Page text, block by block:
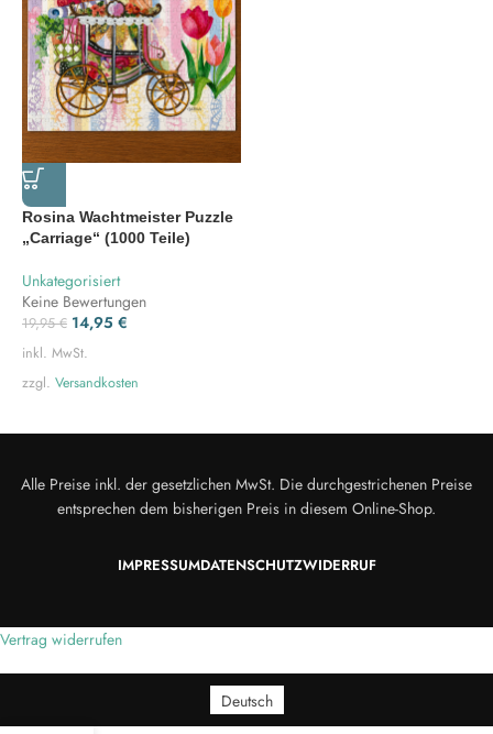
-25%
Rosina Wachtmeister Puzzle
„Carriage“ (1000 Teile)
Unkategorisiert
Keine Bewertungen
19,95€ 14,95 €
inkl. MwSt.
zzgl. Versandkosten
Alle Preise inkl. der gesetzlichen MwSt. Die durchgestrichenen Preise
entsprechen dem bisherigen Preis in diesem Online-Shop.
IMPRESSUMDATENSCHUTZWIDERRUF
Vertrag widerrufen
Deutsch